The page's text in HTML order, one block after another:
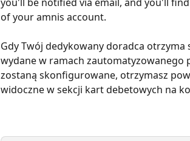
of your amnis account.
Gdy Twój dedykowany doradca
wydane w ramach
zostaną skonfigurowane, otrzymasz
widoczne w sekcji kart debetowych na